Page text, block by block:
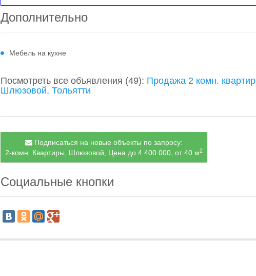
Дополнительно
Мебель на кухне
Посмотреть все объявления (49): Продажа 2 комн. квартир
Шлюзовой, Тольятти
Подписаться на новые объекты по запросу:
2-комн. Квартиры, Шлюзовой, Цена до 4 400 000, от 40 м2
Социальные кнопки